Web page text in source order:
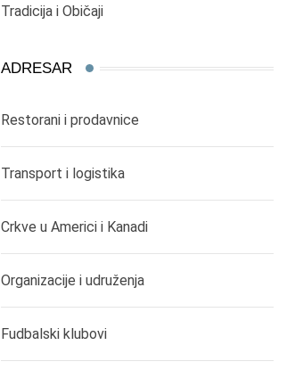
Tradicija i Običaji
ADRESAR
Restorani i prodavnice
Transport i logistika
Crkve u Americi i Kanadi
Organizacije i udruženja
Fudbalski klubovi